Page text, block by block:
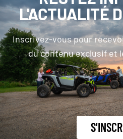
L'ACTUALITÉ
Inscrivez-vous pour
du contenu exclusif et